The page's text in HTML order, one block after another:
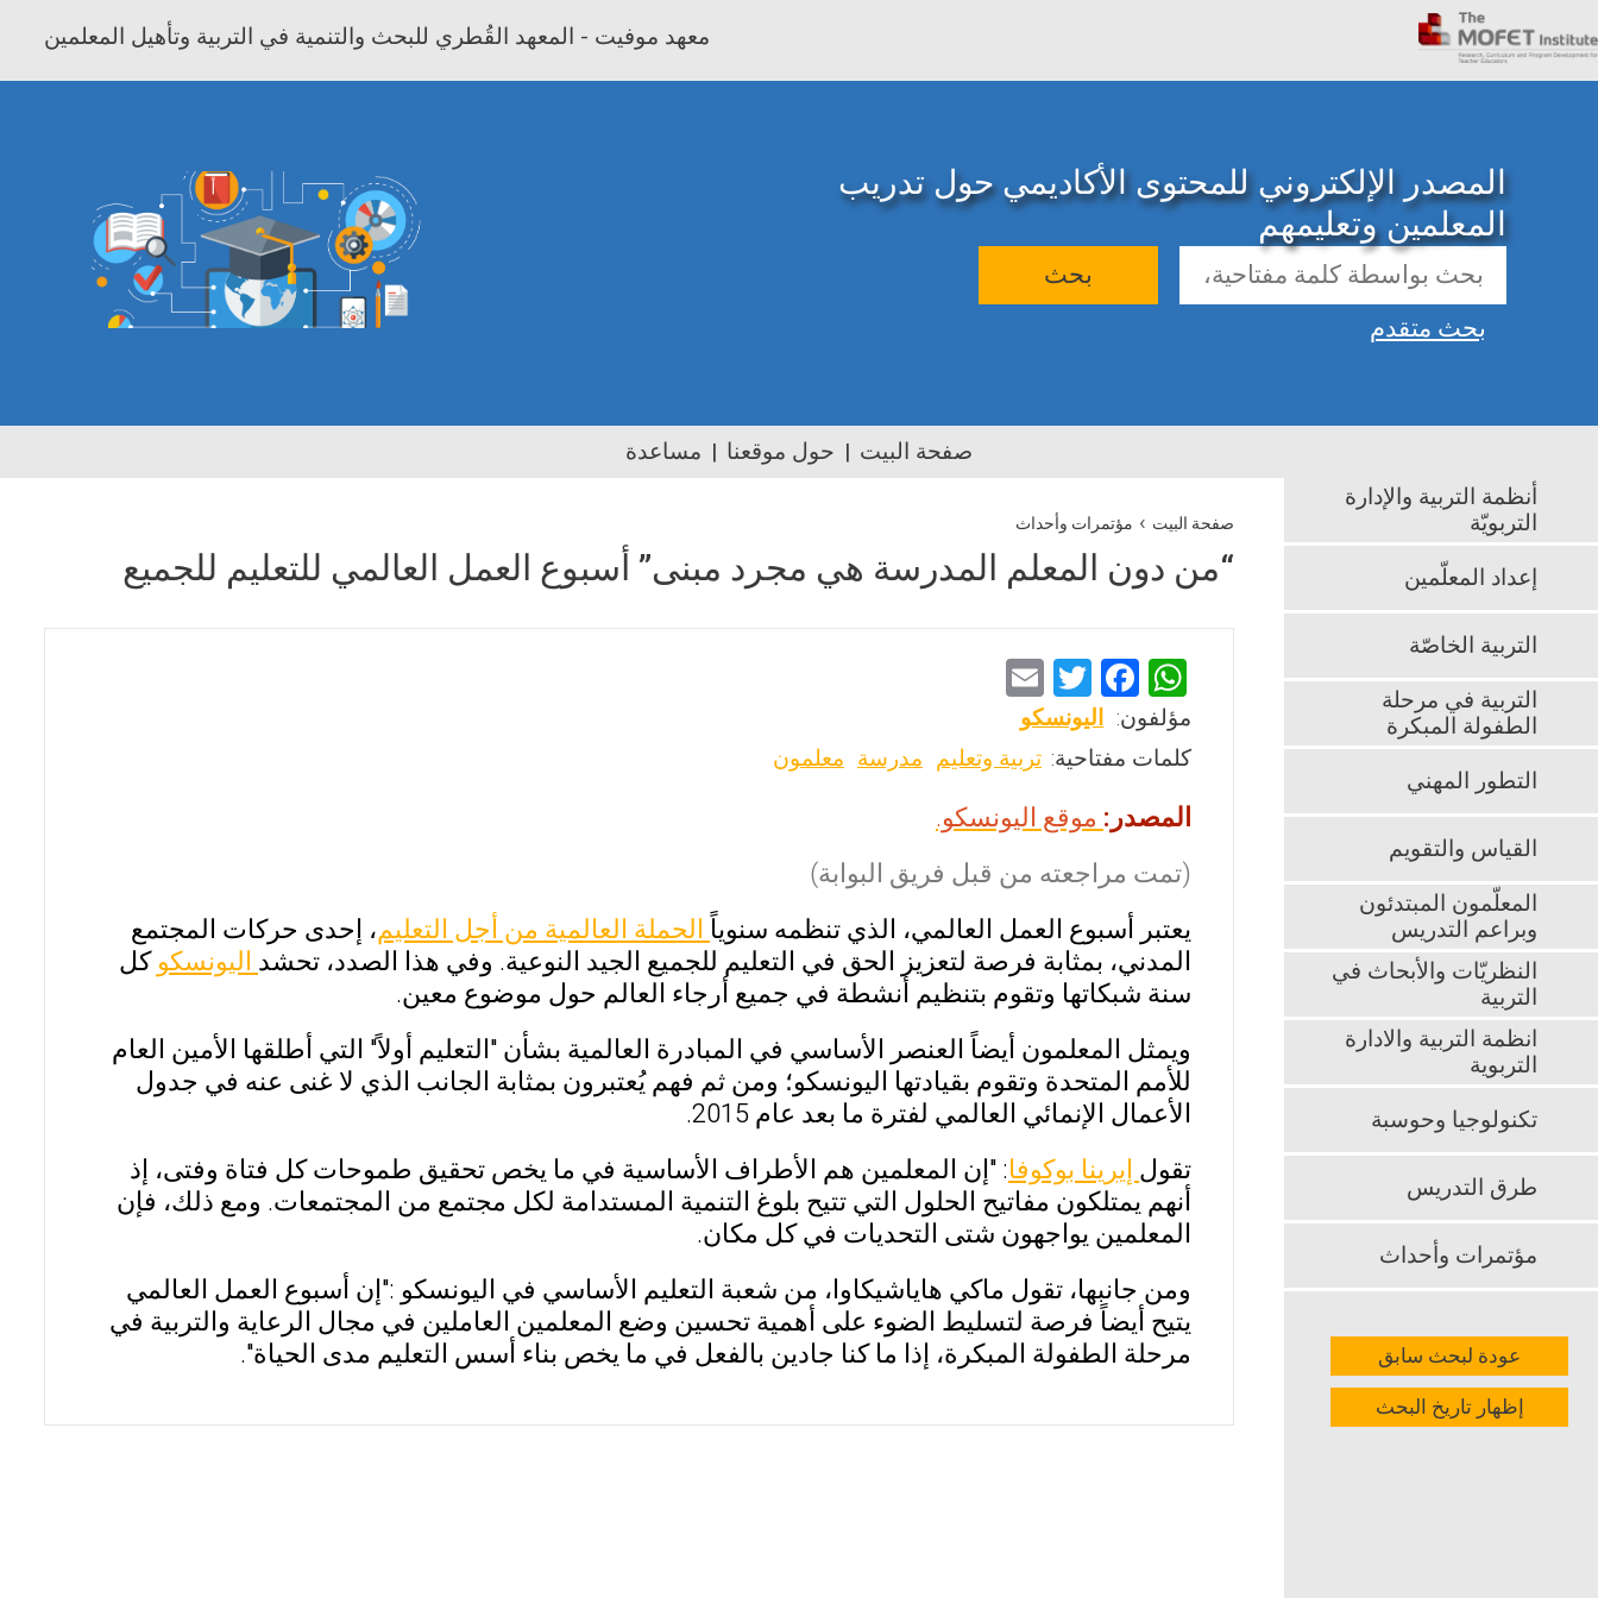
معهد موفيت - المعهد القُطري للبحث والتنمية في التربية وتأهيل المعلمين
المصدر الإلكتروني للمحتوى الأكاديمي حول تدريب
المعلمين وتعليمهم
بحث
بحث متقدم
صفحة البيت حول موقعنا مساعدة
صفحة البيت › مؤتمرات وأحداث
“من دون المعلم المدرسة هي مجرد مبنى” أسبوع العمل العالمي للتعليم للجميع
W
h
at
A
p
p
F
a
ce
o
o
k
T
wi
tt
er
ai
مؤلفون: اليونسكو
كلمات مفتاحية: تربية وتعليم مدرسة معلمون
المصدر: موقع اليونسكو.
(تمت مراجعته من قبل فريق البوابة)
يعتبر أسبوع العمل العالمي، الذي تنظمه سنوياً الحملة العالمية من أجل التعليم، إحدى حركات المجتمع
المدني، بمثابة فرصة لتعزيز الحق في التعليم للجميع الجيد النوعية. وفي هذا الصدد، تحشد اليونسكوكل
سنة شبكاتها وتقوم بتنظيم أنشطة في جميع أرجاء العالم حول موضوع معين.
ويمثل المعلمون أيضاً العنصر الأساسي في المبادرة العالمية بشأن "التعليم أولاً" التي أطلقها الأمين العام
للأمم المتحدة وتقوم بقيادتها اليونسكو؛ ومن ثم فهم يُعتبرون بمثابة الجانب الذي لا غنى عنه في جدول
الأعمال الإنمائي العالمي لفترة ما بعد عام 2015.
تقول إيرينا بوكوفا: "إن المعلمين هم الأطراف الأساسية في ما يخص تحقيق طموحات كل فتاة وفتى، إذ
أنهم يمتلكون مفاتيح الحلول التي تتيح بلوغ التنمية المستدامة لكل مجتمع من المجتمعات. ومع ذلك، فإن
المعلمين يواجهون شتى التحديات في كل مكان.
ومن جانبها، تقول ماكي هاياشيكاوا، من شعبة التعليم الأساسي في اليونسكو :"إن أسبوع العمل العالمي
يتيح أيضاً فرصة لتسليط الضوء على أهمية تحسين وضع المعلمين العاملين في مجال الرعاية والتربية في
مرحلة الطفولة المبكرة، إذا ما كنا جادين بالفعل في ما يخص بناء أسس التعليم مدى الحياة".
أنظمة التربية والإدارة
التربويّة
إعداد المعلّمين
التربية الخاصّة
التربية في مرحلة
الطفولة المبكرة
التطور المهني
القياس والتقويم
المعلّمون المبتدئون
وبراعم التدريس
النظريّات والأبحاث في
التربية
انظمة التربية والادارة
التربوية
تكنولوجيا وحوسبة
طرق التدريس
مؤتمرات وأحداث
عودة لبحث سابق
إظهار تاريخ البحث